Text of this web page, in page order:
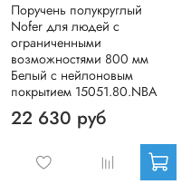
Поручень полукруглый
Nofer для людей с
ограниченными
возможностями 800 мм
Белый с нейлоновым
покрытием 15051.80.NBA
22 630 руб